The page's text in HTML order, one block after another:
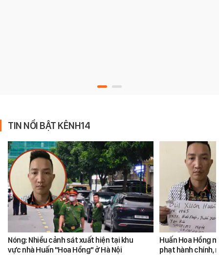
TIN NỔI BẬT KÊNH14
Nóng: Nhiều cảnh sát xuất hiện tại khu
vực nhà Huấn "Hoa Hồng" ở Hà Nội
Huấn Hoa Hồng
phạt hành chính,